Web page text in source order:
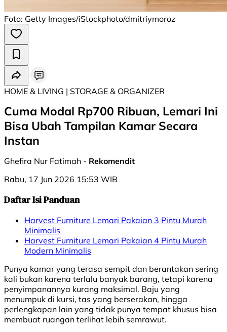
Foto: Getty Images/iStockphoto/dmitriymoroz
HOME & LIVING | STORAGE & ORGANIZER
Cuma Modal Rp700 Ribuan, Lemari Ini
Bisa Ubah Tampilan Kamar Secara
Instan
Ghefira Nur Fatimah - Rekomendit
Rabu, 17 Jun 2026 15:53 WIB
Daftar Isi Panduan
Harvest Furniture Lemari Pakaian 3 Pintu Murah
Minimalis
Harvest Furniture Lemari Pakaian 4 Pintu Murah
Modern Minimalis
Punya kamar yang terasa sempit dan berantakan sering
kali bukan karena terlalu banyak barang, tetapi karena
penyimpanannya kurang maksimal. Baju yang
menumpuk di kursi, tas yang berserakan, hingga
perlengkapan lain yang tidak punya tempat khusus bisa
membuat ruangan terlihat lebih semrawut.